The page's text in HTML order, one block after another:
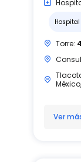
Torre: 4
Ver